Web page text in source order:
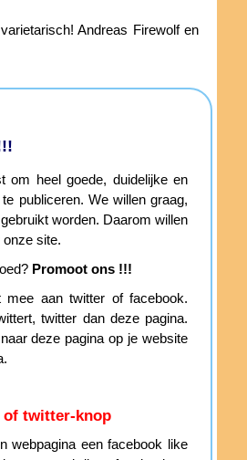
Andreas Firewolf en
om heel goede, duidelijke en
publiceren. We willen graag,
worden. Daarom willen
onze site.
Promoot ons !!!
mee aan twitter of facebook.
twitter dan deze pagina.
deze pagina op je website
of twitter-knop
webpagina een facebook like